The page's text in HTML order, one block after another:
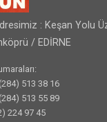
: Keşan Yolu
/ EDİRNE
513 38 16
513 55 89
224 97 45